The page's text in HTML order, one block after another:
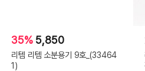
35% 5,850
리템 리템 소분용기 9호_(33464
1)